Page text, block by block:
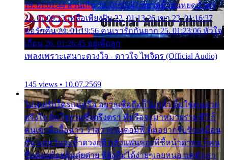
19. 01:01:44 ส่วนเกิน 20. 01:05:42 หยาดน้ำฝนหยดน้ำตา
21. 01:09:13 เหลือเพียงฝัน 22. 01:13:26 เขา 23. 01:16:37
ขอรักคืน 24. 01:19:56 คนเรารักกันยาก 25. 01:23:06 หัวใจ
เถื่อน 26. 01:26:45 อยู่เพื่อลูก
เพลงเพราะเสนาะดวงใจ - ดาวใจ ไพจิตร (Official Audio)
145 views • 10.07.2569
ไม่เคยรักใครแน่หรือ อยากเชื่อถือก็ไม่กล้า ติ๋มใช่คนสวย
ตรึงใจ ติ๋มใช่งามซึ้งตรึงตรา พี่หรือจะมาหมายร่วมชีวี ก็
คนเขาลืออื้อฉาว ว่าสาวๆรุมตอมพี่ ติ๋มอยากรับรักเหมือน
กัน แต่หวั่นจะช้ำดวงฤดี กลัวแฟนของพี่ชี้หน้าด่าทอ ก็คน
ชื่อต๋อยต้อยตุ้มตุ๋ยต่าย พี่ยังลืมได้ง่ายๆเลยหนอ แค่ตัวเรา